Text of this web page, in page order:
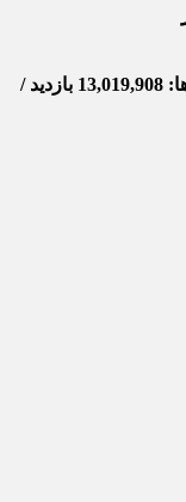
کل بازدیدکنند‌گان: 3,277,964 نفر / کل بازدیدها: 13,019,908 بازدید /